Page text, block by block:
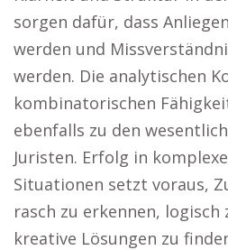
sorgen dafür, dass
werden und
werden. Die analytischen
kombinatorischen
ebenfalls zu den
Juristen. Erfolg in
Situationen setzt voraus,
rasch zu erkennen, logisch
kreative Lösungen zu